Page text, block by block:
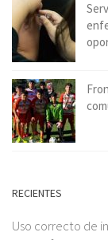
RECIENTES
Uso correcto de